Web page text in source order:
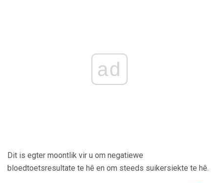
ad
Dit is egter moontlik vir u om negatiewe
bloedtoetsresultate te hê en om steeds suikersiekte te hê.